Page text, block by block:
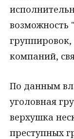
возможность
компаний,
По данным
уголовная
верхушка
преступных